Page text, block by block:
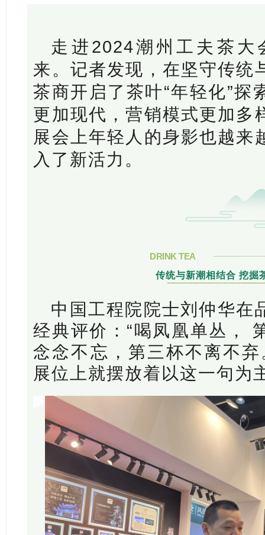
走进2024潮州工夫茶
来。记者发现，在坚守传统
茶商开启了茶叶“年轻化”探
更加现代，营销模式更加多
展会上年轻人的身影也越来
入了新活力。
DRINK TEA
传统与新潮相结合 挖掘
中国工程院院士刘仲华在
经典评价：“喝凤凰单丛，
念念不忘，第三杯不离不
展位上就摆放着以这一句为